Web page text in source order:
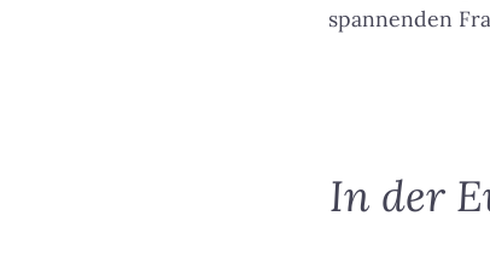
spannenden
In der